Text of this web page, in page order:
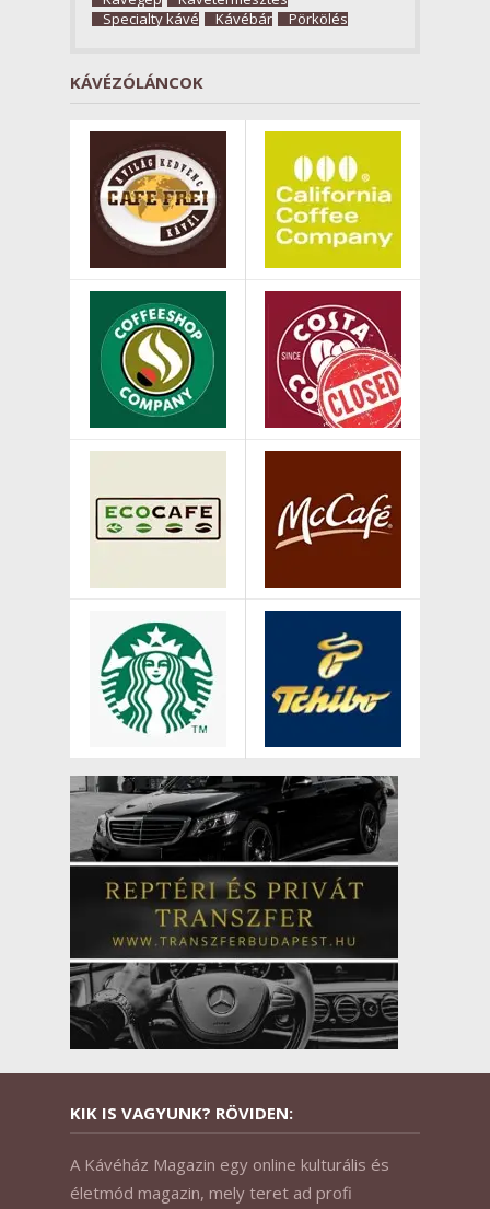
Specialty kávé
Kávébár Pörkölés
KÁVÉZÓLÁNCOK
KIK IS VAGYUNK? RÖVIDEN:
A Kávéház Magazin egy online kulturális és
életmód magazin, mely teret ad profi